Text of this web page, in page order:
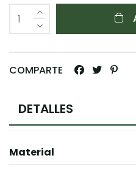
COMPARTE
DETALLES
Material